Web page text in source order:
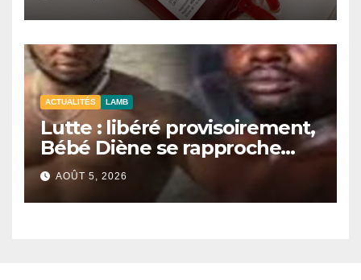
ACTUALITÉS LAMB
Lutte : libéré provisoirement,
Bébé Diène se rapproche
d’un combat contre Zarco.
AOÛT 5, 2026